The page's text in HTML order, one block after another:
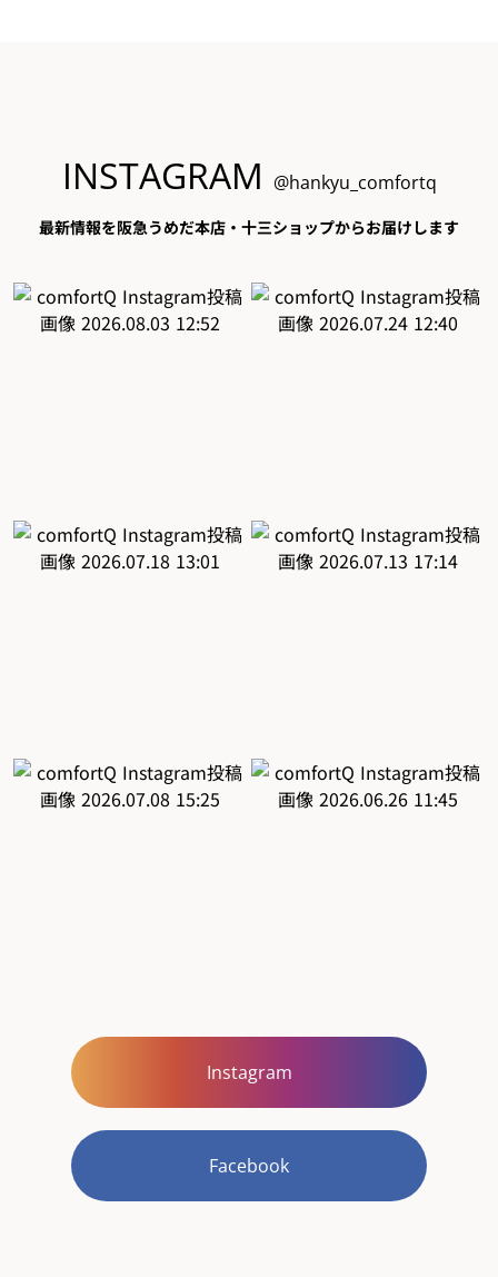
INSTAGRAM @hankyu_comfortq
最新情報を阪急うめだ本店・十三ショップからお届けします
Instagram
Facebook